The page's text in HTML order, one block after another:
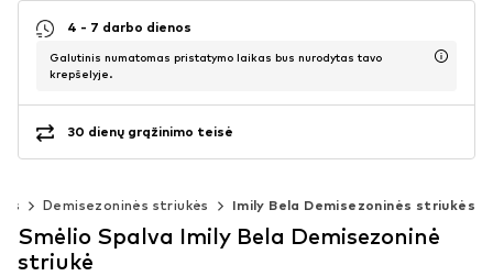
4 - 7 darbo dienos
Galutinis numatomas pristatymo laikas bus nurodytas tavo
krepšelyje.
30 dienų grąžinimo teisė
Demisezoninės striukės Imily Bela Demisezoninės striukės
Smėlio Spalva Imily Bela Demisezoninė
striukė